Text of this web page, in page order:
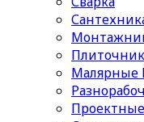
Малярные